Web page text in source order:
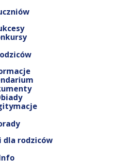
dla rodziców